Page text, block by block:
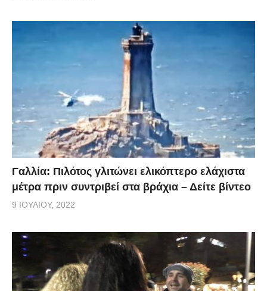
Γαλλία: Πιλότος γλιτώνει ελικόπτερο ελάχιστα
μέτρα πριν συντριβεί στα βράχια – Δείτε βίντεο
9 ΙΟΥΛΊΟΥ, 2022